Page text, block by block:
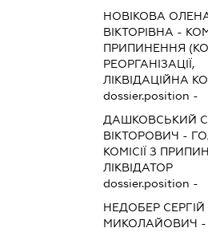
НОВІКОВА
ВІКТОРІВНА -
ПРИПИНЕННЯ
РЕОРГАНІЗАЦІЇ,
ЛІКВІДАЦІЙНА
dossier.position -
ДАШКОВСЬКИЙ
ВІКТОРОВИЧ -
КОМІСІЇ З
ЛІКВІДАТОР
dossier.position -
НЕДОБЕР СЕРГІЙ
МИКОЛАЙОВИЧ -